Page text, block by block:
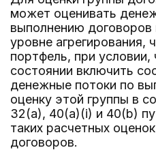
может оценивать
выполнению
уровне агрегирования,
портфель, при условии,
состоянии включить
денежные потоки по
оценку этой группы в
32(a), 40(a)(i) и 40(b)
таких расчетных
договоров.